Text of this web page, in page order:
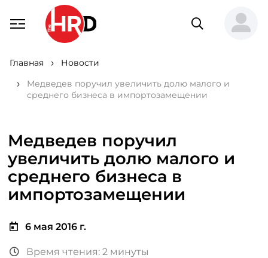
Главная
Новости
Медведев поручил увеличить долю малого и
среднего бизнеса в импортозамещении
Медведев поручил
увеличить долю малого и
среднего бизнеса в
импортозамещении
6 мая 2016 г.
Время чтения: 2 минуты